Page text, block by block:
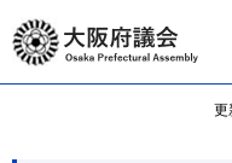
大阪府議会
更